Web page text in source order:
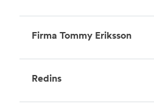
Firma Tommy Eriksson
Redins